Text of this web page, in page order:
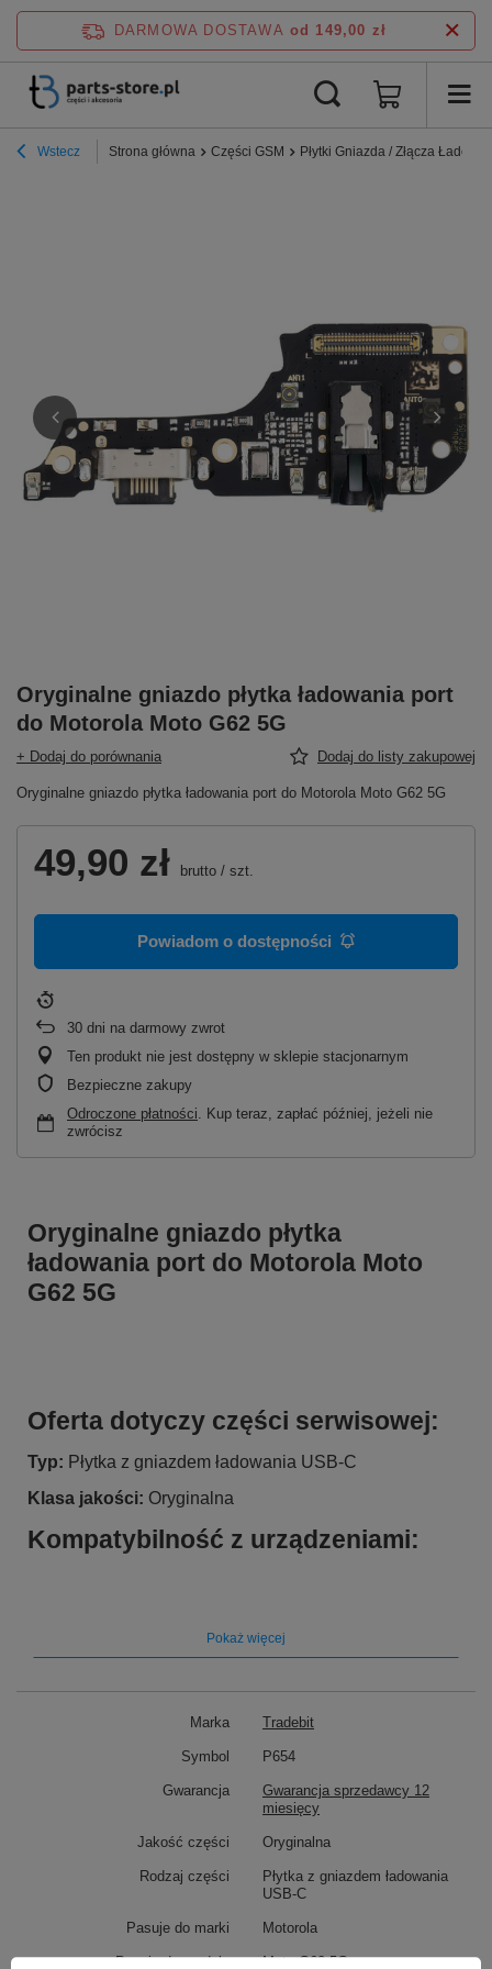
DARMOWA DOSTAWA od 149,00 zł
Wstecz Strona główna Części GSM Płytki Gniazda / Złącza
Oryginalne gniazdo płytka ładowania port
do Motorola Moto G62 5G
+ Dodaj do porównania Dodaj do listy zakupowej
Oryginalne gniazdo płytka ładowania port do Motorola Moto G62 5G
49,90 zł brutto / szt.
Powiadom o dostępności
30 dni na darmowy zwrot
Ten produkt nie jest dostępny w sklepie stacjonarnym
Bezpieczne zakupy
Odroczone płatności . Kup teraz, zapłać później, jeżeli nie
zwrócisz
Oryginalne gniazdo płytka
ładowania port do Motorola Moto
G62 5G
Oferta dotyczy części serwisowej:
Typ: Płytka z gniazdem ładowania USB-C
Klasa jakości: Oryginalna
Kompatybilność z urządzeniami:
Pokaż więcej
Marka Tradebit
Symbol P654
Gwarancja
Gwarancja sprzedawcy 12
miesięcy
Jakość części Oryginalna
Rodzaj części
Płytka z gniazdem ładowania
USB-C
Pasuje do marki Motorola
Pasuje do modelu Moto G62 5G